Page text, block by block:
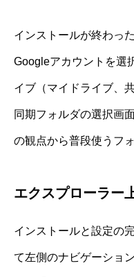
インストールが終わっ
Googleアカウントを選
イブ（マイドライブ、
同期フォルダの選択画
の観点から普段使うフ
エクスプローラー
インストールと設定の
て左側のナビゲーショ